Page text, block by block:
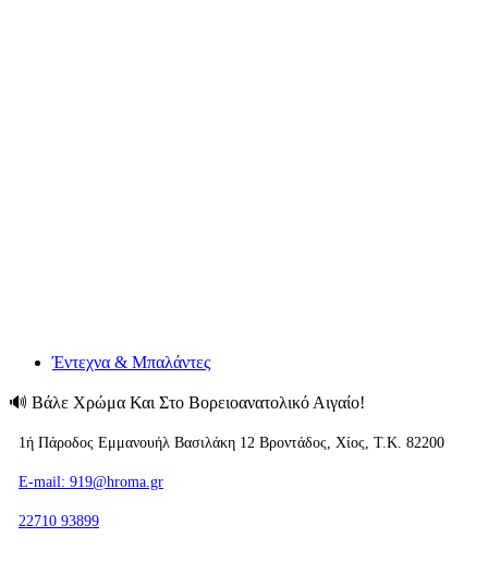
Έντεχνα & Μπαλάντες
🔊 Βάλε Χρώμα Και Στο Βορειοανατολικό Αιγαίο!
1ή Πάροδος Εμμανουήλ Βασιλάκη 12 Βροντάδος, Χίος, T.K. 82200
E-mail: 919@hroma.gr
22710 93899